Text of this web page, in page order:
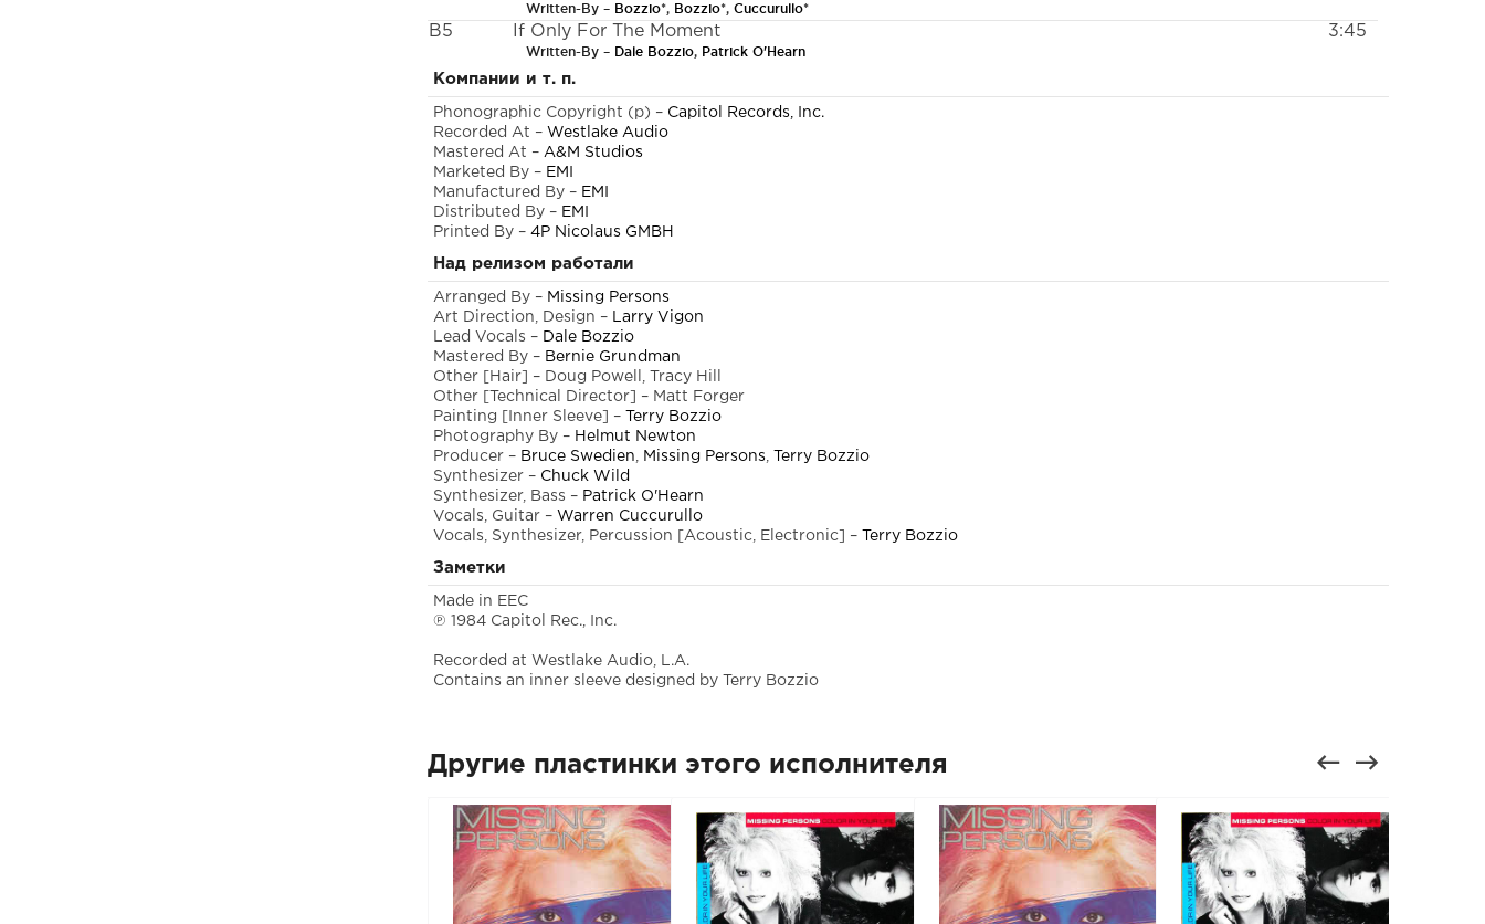
Written-By – Bozzio*, Bozzio*,Cuccurullo*
B5 If Only For The Moment
Written-By – Dale Bozzio, Patrick O'Hearn
3:45
Компании и т. п.
Phonographic Copyright (p) – Capitol Records, Inc.
Recorded At – Westlake Audio
Mastered At –A&M Studios
Marketed By – EMI
Manufactured By – EMI
Distributed By – EMI
Printed By –4P Nicolaus GMBH
Над релизом работали
Arranged By – Missing Persons
Art Direction, Design – Larry Vigon
Lead Vocals – Dale Bozzio
Mastered By – Bernie Grundman
Other [Hair]
– Doug Powell, Tracy Hill
Other [Technical Director]
– Matt Forger
Painting [Inner Sleeve]
–
Terry Bozzio
Photography By – Helmut Newton
Producer – Bruce Swedien, Missing Persons,
Terry Bozzio
Synthesizer – Chuck Wild
Synthesizer, Bass – Patrick O'Hearn
Vocals, Guitar – Warren Cuccurullo
Vocals, Synthesizer, Percussion [Acoustic, Electronic]
– Terry Bozzio
Заметки
Made in EEC
℗ 1984 Capitol Rec., Inc.
Recorded at Westlake Audio, L.A.
Contains an inner sleeve designed by Terry Bozzio
Другие пластинки этого исполнителя